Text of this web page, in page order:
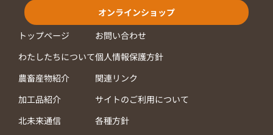
オンラインショップ
トップページ
わたしたちについて
農畜産物紹介
加工品紹介
北未来通信
お問い合わせ
個人情報保護方針
関連リンク
サイトのご利用について
各種方針